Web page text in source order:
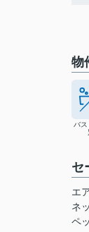
物
バス
セ
エ
ネ
ペ